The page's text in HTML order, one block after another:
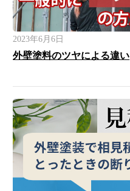
2023年6月6日
外壁塗料のツヤによる違い